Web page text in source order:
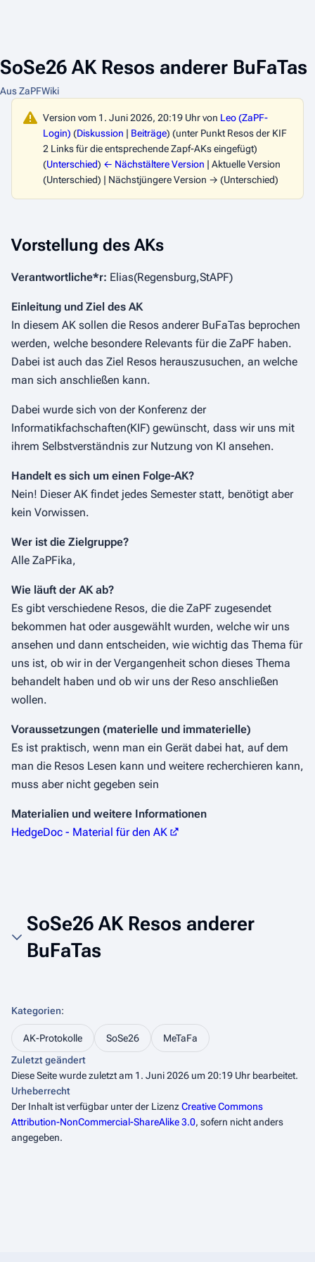
SoSe26 AK Resos anderer BuFaTas
Aus ZaPFWiki
Version vom 1. Juni 2026, 20:19 Uhr von Leo (ZaPF-
Login) (Diskussion | Beiträge) (unter Punkt Resos der KIF
2 Links für die entsprechende Zapf-AKs eingefügt)
(Unterschied) ← Nächstältere Version | Aktuelle Version
(Unterschied) | Nächstjüngere Version → (Unterschied)
Vorstellung des AKs
Verantwortliche*r: Elias(Regensburg,StAPF)
Einleitung und Ziel des AK
In diesem AK sollen die Resos anderer BuFaTas beprochen
werden, welche besondere Relevants für die ZaPF haben.
Dabei ist auch das Ziel Resos herauszusuchen, an welche
man sich anschließen kann.
Dabei wurde sich von der Konferenz der
Informatikfachschaften(KIF) gewünscht, dass wir uns mit
ihrem Selbstverständnis zur Nutzung von KI ansehen.
Handelt es sich um einen Folge-AK?
Nein! Dieser AK findet jedes Semester statt, benötigt aber
kein Vorwissen.
Wer ist die Zielgruppe?
Alle ZaPFika,
Wie läuft der AK ab?
Es gibt verschiedene Resos, die die ZaPF zugesendet
bekommen hat oder ausgewählt wurden, welche wir uns
ansehen und dann entscheiden, wie wichtig das Thema für
uns ist, ob wir in der Vergangenheit schon dieses Thema
behandelt haben und ob wir uns der Reso anschließen
wollen.
Voraussetzungen (materielle und immaterielle)
Es ist praktisch, wenn man ein Gerät dabei hat, auf dem
man die Resos Lesen kann und weitere recherchieren kann,
muss aber nicht gegeben sein
Materialien und weitere Informationen
HedgeDoc - Material für den AK
SoSe26 AK Resos anderer
BuFaTas
Kategorien:
AK-Protokolle SoSe26
MeTaFa
Zuletzt geändert
Diese Seite wurde zuletzt am 1. Juni 2026 um 20:19 Uhr bearbeitet.
Urheberrecht
Der Inhalt ist verfügbar unter der LizenzCreative Commons
Attribution-NonCommercial-ShareAlike 3.0, sofern nicht anders
angegeben.